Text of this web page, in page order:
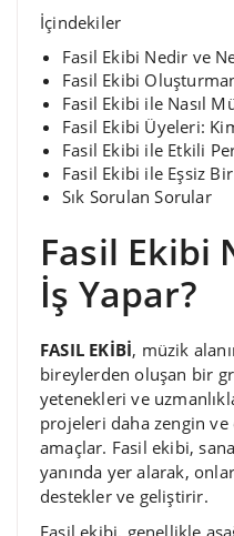
İçindekiler
Fasil Ekibi Nedir ve
Fasil Ekibi
Fasil Ekibi ile Nasıl
Fasil Ekibi Üyeleri:
Fasil Ekibi ile Etkili
Fasil Ekibi ile Eşsiz
Sık Sorulan Sorular
Fasil Ekibi
İş Yapar?
FASIL EKİBİ, müzik
bireylerden oluşan bir
yetenekleri ve
projeleri daha zengin
amaçlar. Fasil ekibi,
yanında yer alarak,
destekler ve geliştirir.